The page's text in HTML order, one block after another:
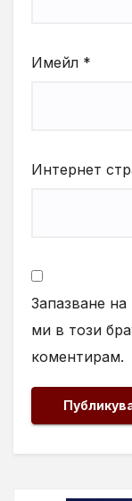
Имейл *
Интернет
Запазване
ми в този
коментирам.